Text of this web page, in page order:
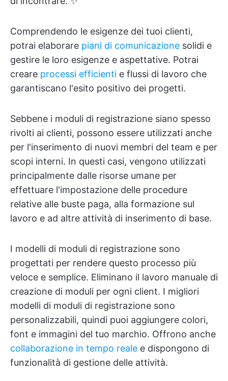
Comprendendo le esigenze dei tuoi clienti,
potrai elaborare piani di comunicazione solidi e
gestire le loro esigenze e aspettative. Potrai
creare processi efficienti e flussi di lavoro che
garantiscano l'esito positivo dei progetti.
Sebbene i moduli di registrazione siano spesso
rivolti ai clienti, possono essere utilizzati anche
per l'inserimento di nuovi membri del team e per
scopi interni. In questi casi, vengono utilizzati
principalmente dalle risorse umane per
effettuare l'impostazione delle procedure
relative alle buste paga, alla formazione sul
lavoro e ad altre attività di inserimento di base.
I modelli di moduli di registrazione sono
progettati per rendere questo processo più
veloce e semplice. Eliminano il lavoro manuale di
creazione di moduli per ogni client. I migliori
modelli di moduli di registrazione sono
personalizzabili, quindi puoi aggiungere colori,
font e immagini del tuo marchio. Offrono anche
collaborazione in tempo reale e dispongono di
funzionalità di gestione delle attività.